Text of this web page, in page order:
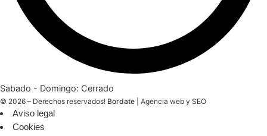
Sabado - Domingo: Cerrado
© 2026 – Derechos reservados! Bordate Agencia web y SEO
Aviso legal
Cookies